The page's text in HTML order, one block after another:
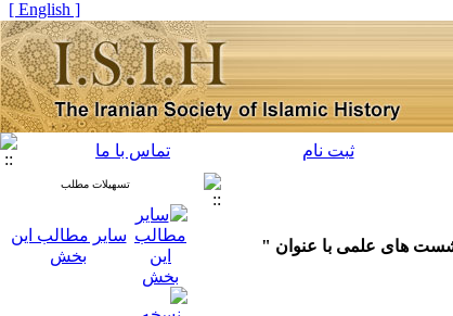
[ English ]
ثبت نام تماس با ما
های علمی با عنوان "
تسهیلات مطلب
سایر مطالب این
بخش